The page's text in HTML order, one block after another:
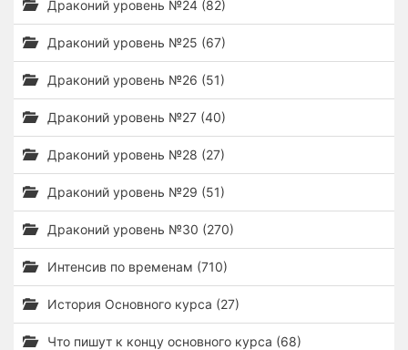
Драконий уровень №24 (82)
Драконий уровень №25 (67)
Драконий уровень №26 (51)
Драконий уровень №27 (40)
Драконий уровень №28 (27)
Драконий уровень №29 (51)
Драконий уровень №30 (270)
Интенсив по временам (710)
История Основного курса (27)
Что пишут к концу основного курса (68)